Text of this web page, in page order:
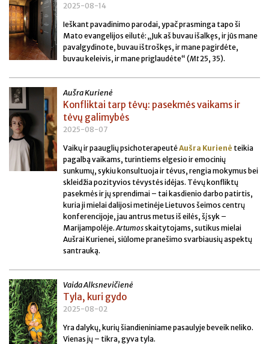
2025-08-14
Ieškant pavadinimo parodai, ypač prasminga tapo ši
Mato evangelijos eilutė: „Juk aš buvau išalkęs, ir jūs mane
pavalgydinote, buvau ištroškęs, ir mane pagirdėte,
buvau keleivis, ir mane priglaudėte“ (Mt25, 35).
Aušra Kurienė
Konfliktai tarp tėvų: pasekmės vaikams ir
tėvų galimybės
2025-08-07
Vaikų ir paauglių psichoterapeutėAušra Kurienė teikia
pagalbą vaikams, turintiems elgesio ir emocinių
sunkumų, sykiu konsultuoja ir tėvus, rengia mokymus bei
skleidžia pozityvios tėvystės idėjas. Tėvų konfliktų
pasekmės ir jų sprendimai – tai kasdienio darbo patirtis,
kuria ji mielai dalijosi metinėje Lietuvos šeimos centrų
konferencijoje, jau antrus metus iš eilės, šįsyk –
Marijampolėje.Artumosskaitytojams, sutikus mielai
Aušrai Kurienei, siūlome pranešimo svarbiausių aspektų
santrauką.
Vaida Alksnevičienė
Tyla, kuri gydo
2025-08-02
Yra dalykų, kurių šiandieniniame pasaulyje beveik neliko.
Vienas jų – tikra, gyva tyla.